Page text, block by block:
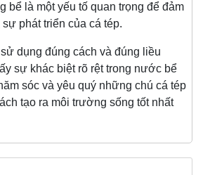
bể là một yếu tố quan trọng để đảm
phát triển của cá tép.
đúng cách và đúng liều
sự khác biệt rõ rệt trong nước bể
sóc và yêu quý những chú cá tép
tạo ra môi trường sống tốt nhất